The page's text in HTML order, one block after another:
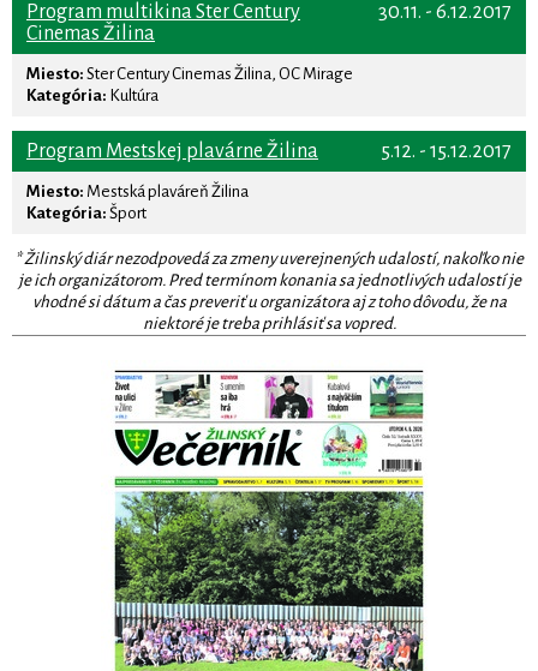
30.11. - 6.12.2017
Program multikina Ster Century
Cinemas Žilina
Miesto: Ster Century Cinemas Žilina, OC Mirage
Kategória: Kultúra
5.12. - 15.12.2017
Program Mestskej plavárne Žilina
Miesto: Mestská plaváreň Žilina
Kategória: Šport
* Žilinský diár nezodpovedá za zmeny uverejnených udalostí, nakoľko nie
je ich organizátorom. Pred termínom konania sa jednotlivých udalostí je
vhodné si dátum a čas preveriť u organizátora aj z toho dôvodu, že na
niektoré je treba prihlásiť sa vopred.